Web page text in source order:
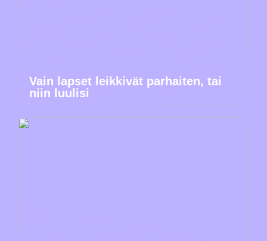
Vain lapset leikkivät parhaiten, tai
niin luulisi